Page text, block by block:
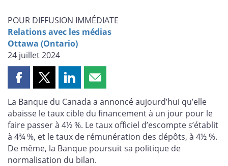
POUR DIFFUSION IMMÉDIATE
Relations avec les médias
Ottawa (Ontario)
24 juillet 2024
Partager
page
sur
Facebook
Partager
page
sur
X
Partager
page
sur
LinkedIn
Partager
page
par
courriel
La Banque du Canada a annoncé aujourd’hui qu’elle
abaisse le taux cible du financement à un jour pour le
faire passer à 4½ %. Le taux officiel d’escompte s’établit
à 4¾ %, et le taux de rémunération des dépôts, à 4½ %.
De même, la Banque poursuit sa politique de
normalisation du bilan.